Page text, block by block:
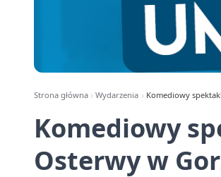
Strona główna Wydarzenia Komediowy
Komediowy
Osterwy w